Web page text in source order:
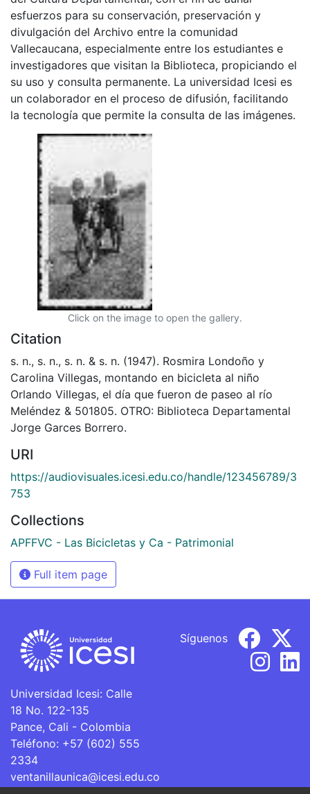
esfuerzos para su conservación, preservación y
divulgación del Archivo entre la comunidad
Vallecaucana, especialmente entre los estudiantes e
investigadores que visitan la Biblioteca, propiciando el
su uso y consulta permanente. La universidad Icesi es
un colaborador en el proceso de difusión, facilitando
la tecnología que permite la consulta de las imágenes.
Click on the image to open the gallery.
Citation
s. n., s. n., s. n. & s. n. (1947). Rosmira Londoño y
Carolina Villegas, montando en bicicleta al niño
Orlando Villegas, el día que fueron de paseo al río
Meléndez & 501805. OTRO: Biblioteca Departamental
Jorge Garces Borrero.
URI
https://audiovisuales.icesi.edu.co/handle/123456789/3
753
Collections
APFFVC - Las Bicicletas y Ca - Patrimonial
Full item page
Universidad Icesi: Calle
18 No. 122-135
Pance, Cali - Colombia
Teléfono: +57 (602) 555
2334
ventanillaunica@icesi.edu.co
Síguenos